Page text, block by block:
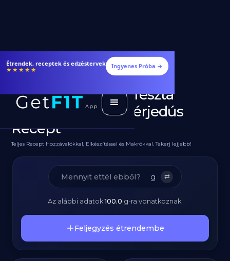
Étrendek, receptek és edzéstervek
★★★★★ Ingyenes Próba →
Diétás Carbonara Tészta
Csirkemellel - Fehérjedús
Recept
Teljes Recept Hozzávalókkal, Elkészítéssel és Makrókkal. Tekerj lejjebb!
g ⇄
Az alábbi adatok100.0 g-ra vonatkoznak.
Feljegyzés étrendembe